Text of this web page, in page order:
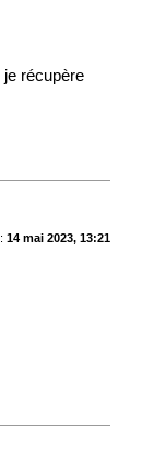
récupère
14 mai 2023, 13:21